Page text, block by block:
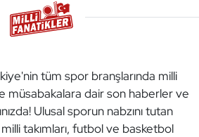
tüm spor branşlarında milli
müsabakalara dair son haberler ve
Ulusal sporun nabzını tutan
takımları, futbol ve basketbol